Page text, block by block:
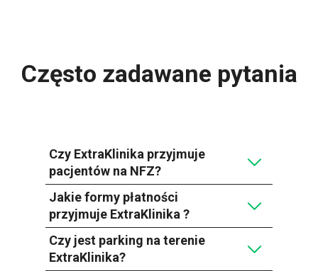
Często zadawane pytania
Czy ExtraKlinika przyjmuje
pacjentów na NFZ?
Jakie formy płatności
przyjmuje ExtraKlinika ?
Czy jest parking na terenie
ExtraKlinika?